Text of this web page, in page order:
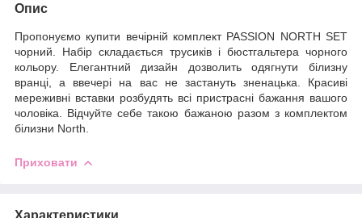
Опис
Пропонуємо купити вечірній комплект PASSION NORTH SET
чорний. Набір складається трусиків і бюстгальтера чорного
кольору. Елегантний дизайн дозволить одягнути білизну
вранці, а ввечері на вас не застануть зненацька. Красиві
мереживні вставки розбудять всі пристрасні бажання вашого
чоловіка. Відчуйте себе такою бажаною разом з комплектом
білизни North.
Приховати
Характеристики